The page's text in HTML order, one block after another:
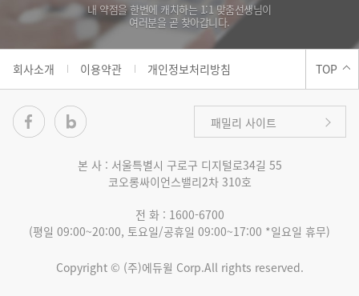
내 약점을 한번에 캐치하는 1:1 맞춤선생님이
여러분을 곧 찾아갑니다.
회사소개 이용약관 개인정보처리방침 TOP
패밀리 사이트
자격증/공무원 온라인
자격증/공무원 직영학원
에듀윌 도서몰
본 사 : 서울특별시 구로구 디지털로34길 55
코오롱싸이언스밸리2차 310호
전 화 : 1600-6700
(평일 09:00~20:00, 토요일/공휴일 09:00~17:00 *일요일 휴무)
Copyright © (주)에듀윌 Corp.All rights reserved.